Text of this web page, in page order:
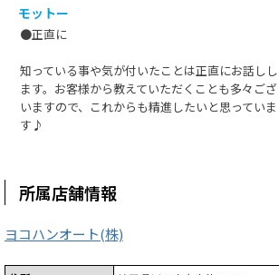
モットー
●正直に
知っている事や気が付いたことは正直にお話しし
ます。お客様から教えていただくことも多々ござ
いますので、これからも精進したいと思っていま
す♪
所属店舗情報
ヨコハンオート(株)